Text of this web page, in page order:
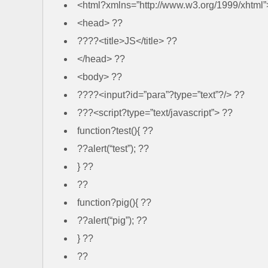
<html?xmlns=”http://www.w3.org/1999/
<head> ??
????<title>JS</title> ??
</head> ??
<body> ??
????<input?id=”para”?type=”text”?/> ??
???<script?type=”text/javascript”> ??
function?test(){ ??
??alert(“test”); ??
} ??
??
function?pig(){ ??
??alert(“pig”); ??
} ??
??